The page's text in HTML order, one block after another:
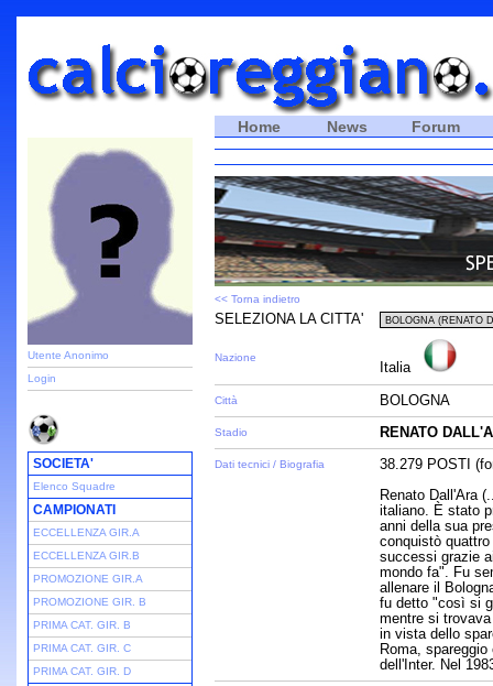
Utente Anonimo
Login
SOCIETA'
Elenco Squadre
CAMPIONATI
ECCELLENZA GIR.A
ECCELLENZA GIR.B
PROMOZIONE GIR.A
PROMOZIONE GIR. B
PRIMA CAT. GIR. B
PRIMA CAT. GIR. C
PRIMA CAT. GIR. D
Home News Forum
<< Torna indietro
SELEZIONA LA CITTA'
Nazione
Italia
Città BOLOGNA
Stadio RENATO
Dati tecnici / Biografia
38.279 POSTI
Renato Dall'Ara
italiano. È stato
anni della sua
conquistò
successi grazie
mondo fa". Fu
allenare il
fu detto "così si
mentre si
in vista dello
Roma,
dell'Inter. Nel